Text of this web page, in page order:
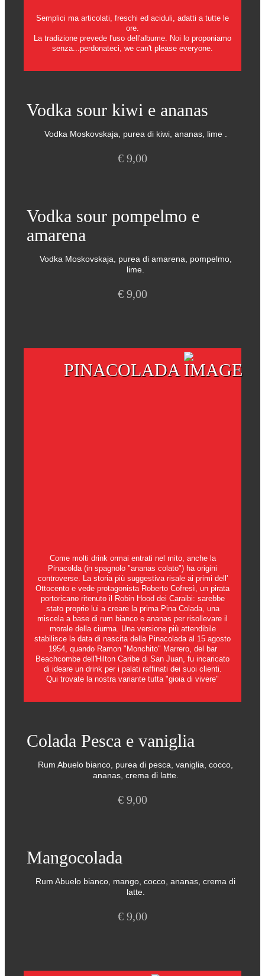
Semplici ma articolati, freschi ed aciduli, adatti a tutte le
ore.
La tradizione prevede l'uso dell'albume. Noi lo proponiamo
senza...perdonateci, we can't please everyone.
Vodka sour kiwi e ananas
Vodka Moskovskaja, purea di kiwi, ananas, lime .
€ 9,00
Vodka sour pompelmo e
amarena
Vodka Moskovskaja, purea di amarena, pompelmo,
lime.
€ 9,00
PINACOLADA
Come molti drink ormai entrati nel mito, anche la
Pinacolda (in spagnolo "ananas colato") ha origini
controverse. La storia più suggestiva risale ai primi dell'
Ottocento e vede protagonista Roberto Cofresì, un pirata
portoricano ritenuto il Robin Hood dei Caraibi: sarebbe
stato proprio lui a creare la prima Pina Colada, una
miscela a base di rum bianco e ananas per risollevare il
morale della ciurma. Una versione più attendibile
stabilisce la data di nascita della Pinacolada al 15 agosto
1954, quando Ramon "Monchito" Marrero, del bar
Beachcombe dell'Hilton Caribe di San Juan, fu incaricato
di ideare un drink per i palati raffinati dei suoi clienti.
Qui trovate la nostra variante tutta "gioia di vivere"
Colada Pesca e vaniglia
Rum Abuelo bianco, purea di pesca, vaniglia, cocco,
ananas, crema di latte.
€ 9,00
Mangocolada
Rum Abuelo bianco, mango, cocco, ananas, crema di
latte.
€ 9,00